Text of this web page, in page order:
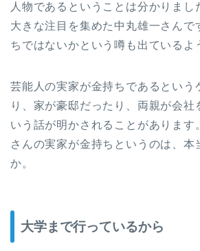
人物であるということは分かりまし
大きな注目を集めた中丸雄一さんで
ちではないかという噂も出ているよ
芸能人の実家が金持ちであるという
り、家が豪邸だったり、両親が会社
いう話が明かされることがあります
さんの実家が金持ちというのは、本
か。
大学まで行っているから